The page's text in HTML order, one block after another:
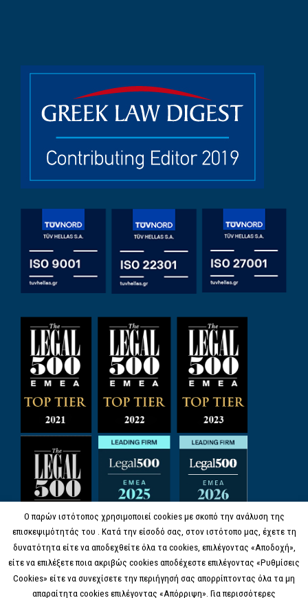
Ο παρών ιστότοπος χρησιμοποιεί cookies με σκοπό την ανάλυση της
επισκεψιμότητάς του . Κατά την είσοδό σας, στον ιστότοπο μας, έχετε τη
δυνατότητα είτε να αποδεχθείτε όλα τα cookies, επιλέγοντας «Αποδοχή»,
είτε να επιλέξετε ποια ακριβώς cookies αποδέχεστε επιλέγοντας «Ρυθμίσεις
Cookies» είτε να συνεχίσετε την περιήγησή σας απορρίπτοντας όλα τα μη
απαραίτητα cookies επιλέγοντας «Απόρριψη». Για περισσότερες